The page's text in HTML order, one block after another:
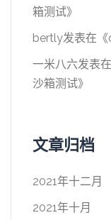
箱测试》
bertly发表在《
一米八六发表
沙箱测试》
文章归档
2021年十二月
2021年十月